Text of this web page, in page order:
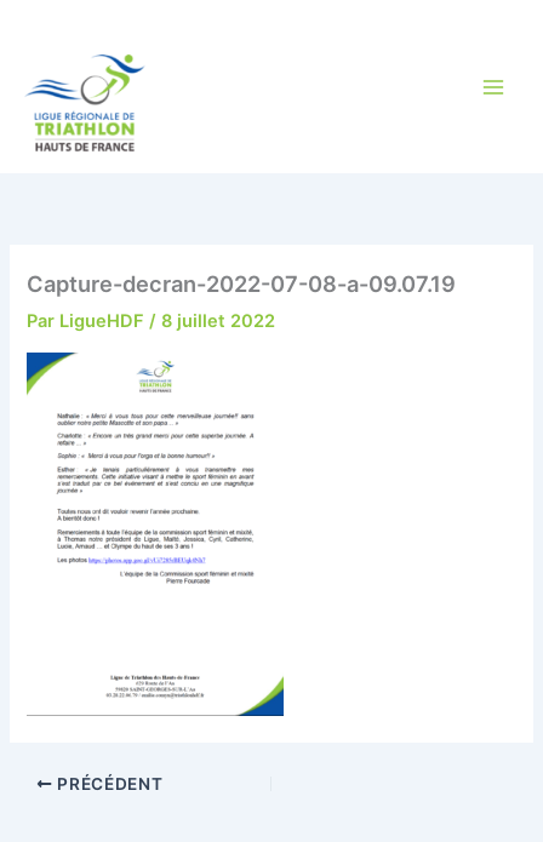
Capture-decran-2022-07-08-a-09.07.19
Par LigueHDF/8 juillet 2022
PRÉCÉDENT